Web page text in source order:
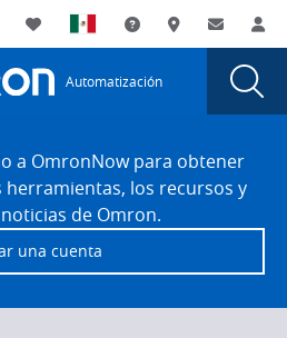
Utility
Navigation
My List Soporte DóndeContacto
Automatización
a OmronNow para obtener
herramientas, los recursos y
de Omron.
una cuenta